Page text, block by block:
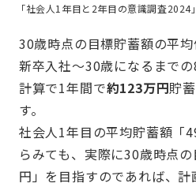
「社会人1年目と2年目の意識調査2024
30歳時点の目標貯蓄額の平
新卒入社～30歳になるまで
計算で1年間で約123万円貯
す。
社会人1年目の平均貯蓄額「
らみても、実際に30歳時点
円」を目指すのであれば、計